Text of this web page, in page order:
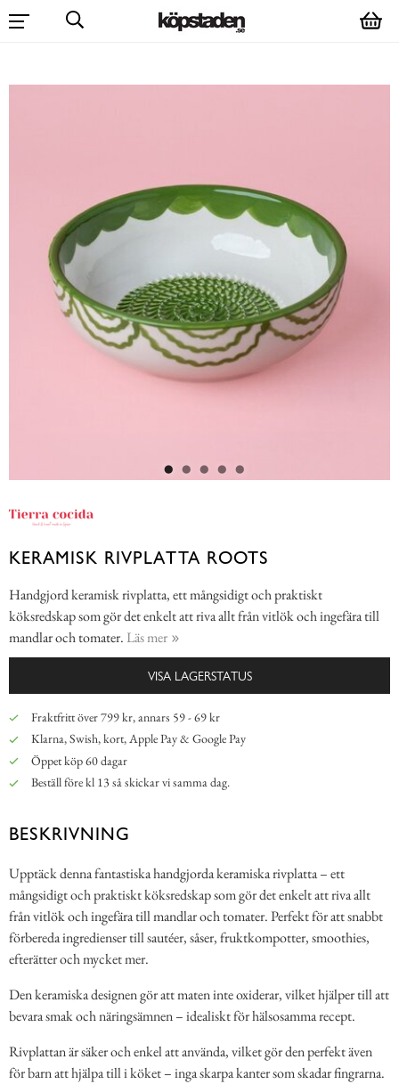
KERAMISK RIVPLATTA ROOTS
Handgjord keramisk rivplatta, ett mångsidigt och praktiskt
köksredskap som gör det enkelt att riva allt från vitlök och ingefära till
mandlar och tomater. Läs mer
VISA LAGERSTATUS
Fraktfritt över 799 kr, annars 59 - 69 kr
Klarna, Swish, kort, Apple Pay & Google Pay
Öppet köp 60 dagar
Beställ före kl 13 så skickar vi samma dag.
BESKRIVNING
Upptäck denna fantastiska handgjorda keramiska rivplatta – ett
mångsidigt och praktiskt köksredskap som gör det enkelt att riva allt
från vitlök och ingefära till mandlar och tomater. Perfekt för att snabbt
förbereda ingredienser till sautéer, såser, fruktkompotter, smoothies,
efterätter och mycket mer.
Den keramiska designen gör att maten inte oxiderar, vilket hjälper till att
bevara smak och näringsämnen – idealiskt för hälsosamma recept.
Rivplattan är säker och enkel att använda, vilket gör den perfekt även
för barn att hjälpa till i köket – inga skarpa kanter som skadar fingrarna.